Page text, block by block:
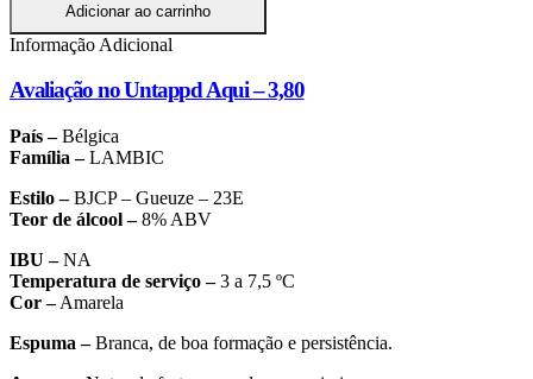
Geuze
Mariage
Parfait
(2014)
37,5cl
Adicionar ao carrinho
Informação Adicional
Avaliação no Untappd Aqui – 3,80
País –Bélgica
Família –LAMBIC
Estilo –BJCP – Gueuze – 23E
Teor de álcool –8% ABV
IBU –NA
Temperatura de serviço –3 a 7,5 ºC
Cor –Amarela
Espuma –Branca, de boa formação e persistência.